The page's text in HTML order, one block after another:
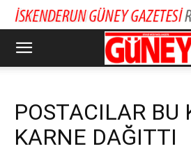
POSTACILAR BU
KARNE DAĞITTI